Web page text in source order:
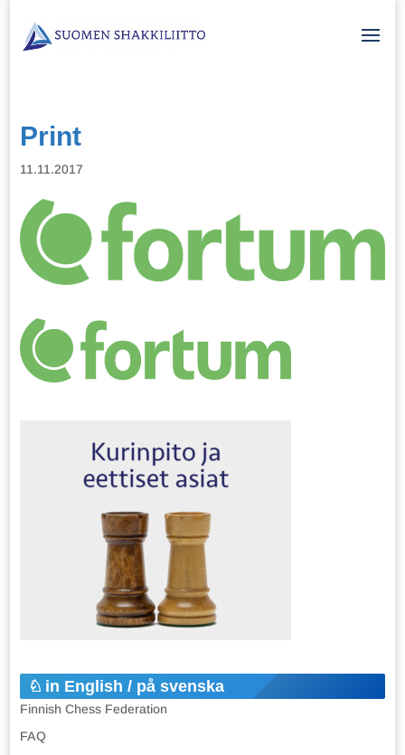
Print
11.11.2017
in English / på svenska
Finnish Chess Federation
FAQ